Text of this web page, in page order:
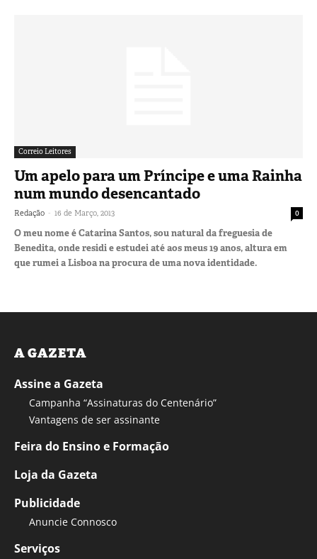
Correio Leitores
Um apelo para um Príncipe e uma Rainha
num mundo desencantado
Redação - 16 de Março, 2013 0
O meu nome é Catarina Santos, sou natural da freguesia de
Benedita, onde residi e estudei até aos meus 19 anos, altura em
que rumei a Lisboa na procura de uma nova identidade.
A GAZETA
Assine a Gazeta
Campanha “Assinaturas do Centenário”
Vantagens de ser assinante
Feira do Ensino e Formação
Loja da Gazeta
Publicidade
Anuncie Connosco
Serviços